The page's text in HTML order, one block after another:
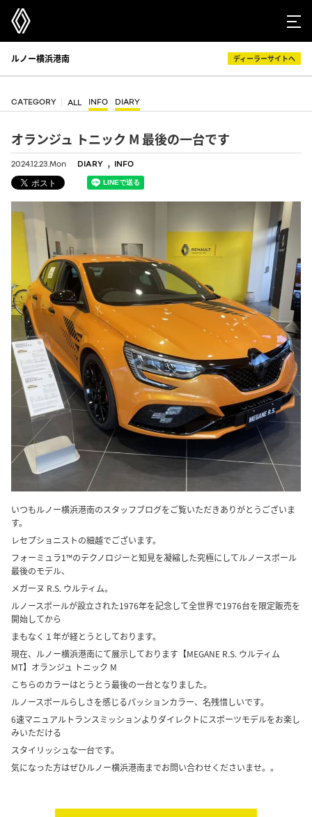
ルノー横浜港南 ディーラーサイトへ
CATEGORY ALL INFO DIARY
オランジュ トニック M 最後の一台です
2024.12.23.Mon DIARY , INFO
いつもルノー横浜港南のスタッフブログをご覧いただきありがとうございま
す。
レセプショニストの細越でございます。
フォーミュラ1™のテクノロジーと知見を凝縮した究極にしてルノースポール
最後のモデル、
メガーヌ R.S. ウルティム。
ルノースポールが設立された1976年を記念して全世界で1976台を限定販売を
開始してから
まもなく１年が経とうとしております。
現在、ルノー横浜港南にて展示しております【MEGANE R.S. ウルティム
MT】オランジュ トニック M
こちらのカラーはとうとう最後の一台となりました。
ルノースポールらしさを感じるパッションカラー、名残惜しいです。
6速マニュアルトランスミッションよりダイレクトにスポーツモデルをお楽し
みいただける
スタイリッシュな一台です。
気になった方はぜひルノー横浜港南までお問い合わせくださいませ。。